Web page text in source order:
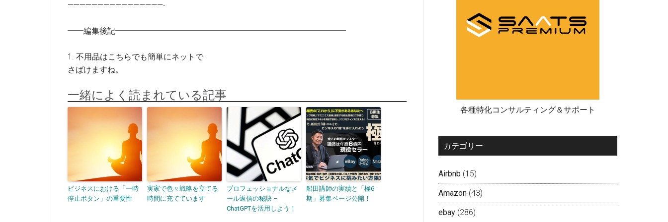
————————————————-
━━編集後記━━━━━━━━━━━━━━━━━━━━━━━━━━━━━
1. 不用品はこちらでも簡単にネットで
さばけますね。
一緒によく読まれている記事
ビジネスにおける「一時
停止ボタン」の重要性
実家で色々戦略を立てる
時間に充てています
プロフェッショナルなメ
ール返信の秘訣 –
ChatGPTを活用しよう！
船田講師の実績と「極6
期」募集ページ公開！
各種特化コンサルティング＆サポート
カテゴリー
Airbnb (15)
Amazon (43)
ebay (286)